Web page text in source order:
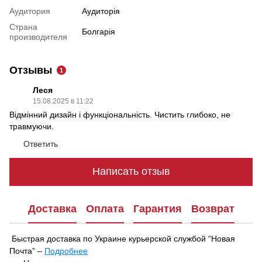
Аудитория
Аудиторія
Страна
производителя
Болгарія
Отзывы 1
Леся
15.08.2025 в 11:22
Відмінний дизайн і функціональність. Чистить глибоко, не
травмуючи.
Ответить
Написать отзыв
Доставка Оплата Гарантия Возврат
Быстрая доставка по Украине курьерской службой “Новая
Почта” – Подробнее